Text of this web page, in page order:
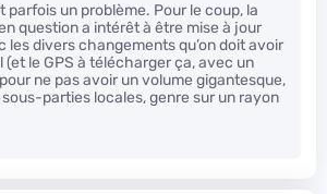
parfois un problème. Pour le coup, la
question a intérêt à être mise à jour
les divers changements qu’on doit avoir
(et le GPS à télécharger ça, avec un
ne pas avoir un volume gigantesque,
parties locales, genre sur un rayon